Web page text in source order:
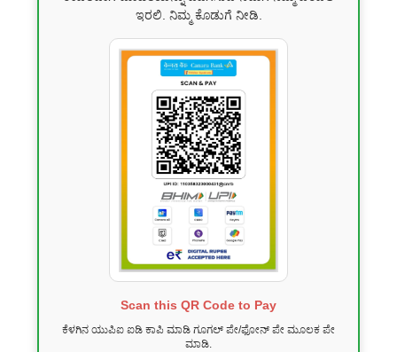
ಇರಲಿ. ನಿಮ್ಮ ಕೊಡುಗೆ ನೀಡಿ.
Scan this QR Code to Pay
ಕೆಳಗಿನ ಯುಪಿಐ ಐಡಿ ಕಾಪಿ ಮಾಡಿ ಗೂಗಲ್ ಪೇ/ಫೋನ್ ಪೇ ಮೂಲಕ ಪೇ
ಮಾಡಿ.